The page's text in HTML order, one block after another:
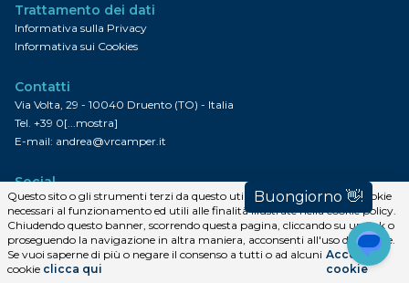
Trattamento dei dati
Informativa sulla Privacy
Informativa sui Cookies
Contatti
Via Volta, 29 - 10040 Druento (TO) - Italia
Tel. +39 0[...mostra]
E-mail: andrea@vrcamper.it
Social
FacebookGoogle+Linkedin
FlickrInstagram
YouTubeFourSquare
Pinterest
Iscriviti alla newsletter
Questo sito o gli strumenti terzi da questo utilizzati si avvalgono di cookie
necessari al funzionamento ed utili alle finalità illustrate nella cookie policy.
Chiudendo questo banner, scorrendo questa pagina, cliccando su un link o
proseguendo la navigazione in altra maniera, acconsenti all'uso dei cookie.
Se vuoi saperne di più o negare il consenso a tutti o ad alcuni
cookie clicca qui
Accetta i
cookie